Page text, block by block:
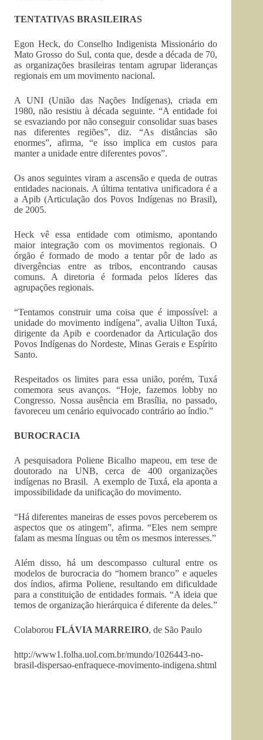
TENTATIVAS BRASILEIRAS
Egon Heck, do Conselho Indigenista Missionário do
Mato Grosso do Sul, conta que, desde a década de 70,
as organizações brasileiras tentam agrupar lideranças
regionais em um movimento nacional.
A UNI (União das Nações Indígenas), criada em
1980, não resistiu à década seguinte. “A entidade foi
se esvaziando por não conseguir consolidar suas bases
nas diferentes regiões”, diz. “As distâncias são
enormes”, afirma, “e isso implica em custos para
manter a unidade entre diferentes povos”.
Os anos seguintes viram a ascensão e queda de outras
entidades nacionais. A última tentativa unificadora é a
a Apib (Articulação dos Povos Indígenas no Brasil),
de 2005.
Heck vê essa entidade com otimismo, apontando
maior integração com os movimentos regionais. O
órgão é formado de modo a tentar pôr de lado as
divergências entre as tribos, encontrando causas
comuns. A diretoria é formada pelos líderes das
agrupações regionais.
“Tentamos construir uma coisa que é impossível: a
unidade do movimento indígena”, avalia Uilton Tuxá,
dirigente da Apib e coordenador da Articulação dos
Povos Indígenas do Nordeste, Minas Gerais e Espírito
Santo.
Respeitados os limites para essa união, porém, Tuxá
comemora seus avanços. “Hoje, fazemos lobby no
Congresso. Nossa ausência em Brasília, no passado,
favoreceu um cenário equivocado contrário ao índio.”
BUROCRACIA
A pesquisadora Poliene Bicalho mapeou, em tese de
doutorado na UNB, cerca de 400 organizações
indígenas no Brasil. A exemplo de Tuxá, ela aponta a
impossibilidade da unificação do movimento.
“Há diferentes maneiras de esses povos perceberem os
aspectos que os atingem”, afirma. “Eles nem sempre
falam as mesma línguas ou têm os mesmos interesses.”
Além disso, há um descompasso cultural entre os
modelos de burocracia do “homem branco” e aqueles
dos índios, afirma Poliene, resultando em dificuldade
para a constituição de entidades formais. “A ideia que
temos de organização hierárquica é diferente da deles.”
Colaborou FLÁVIA MARREIRO, de São Paulo
http://www1.folha.uol.com.br/mundo/1026443-no-
brasil-dispersao-enfraquece-movimento-indigena.shtml